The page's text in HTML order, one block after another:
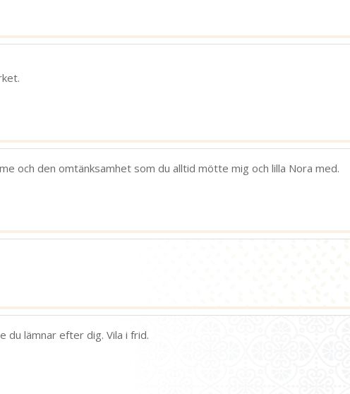
och den omtänksamhet som du alltid mötte mig och lilla Nora med.
du lämnar efter dig. Vila i frid.